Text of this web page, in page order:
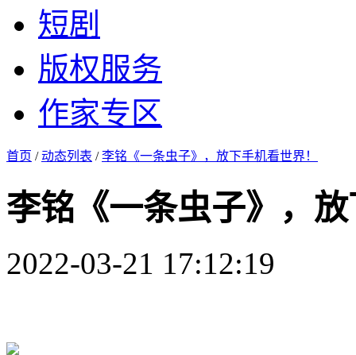
短剧
版权服务
作家专区
首页 /动态列表 /李铭《一条虫子》，放下手机看世界！
李铭《一条虫子》，
2022-03-21 17:12:19